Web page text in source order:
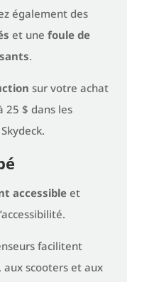
également des
et une foule de
.
sur votre achat
25 $ dans les
accessibleet
facilitent
aux scooters et aux